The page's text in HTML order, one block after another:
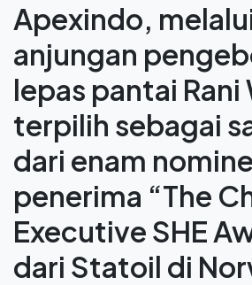
Apexindo,
anjungan
lepas pantai Rani
terpilih sebagai
dari enam nomine
penerima “The
Executive SHE
dari Statoil di